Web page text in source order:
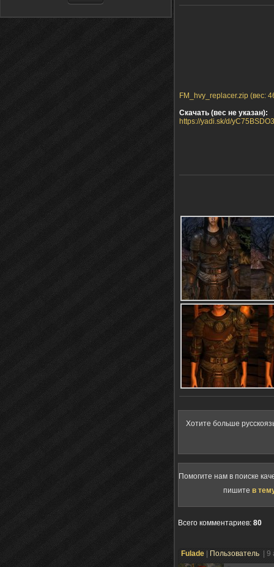
FM_hvy_replacer.zip (вес:
Скачать (вес не указан):
https://yadi.sk/d/
Хотите больше
Помогите нам в поиске
пишите в
Всего комментариев: 80
Fulade Пользователь
|